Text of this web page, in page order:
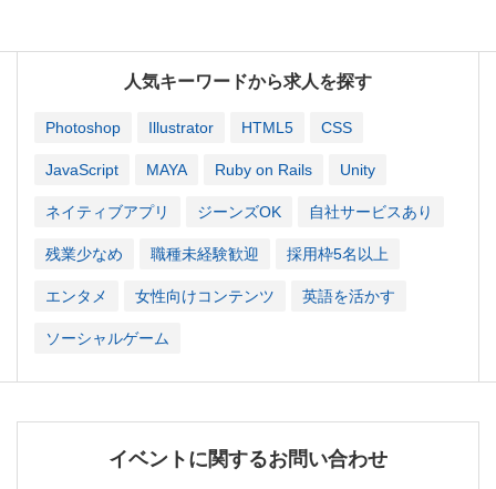
人気キーワードから求人を探す
Photoshop Illustrator HTML5 CSS
JavaScript MAYA Ruby on Rails Unity
ネイティブアプリ ジーンズOK 自社サービスあり
残業少なめ 職種未経験歓迎 採用枠5名以上
エンタメ 女性向けコンテンツ 英語を活かす
ソーシャルゲーム
イベントに関するお問い合わせ